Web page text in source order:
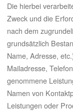
Die hierbei
Zweck und die
nach dem
grundsätzlich
Name, Adresse,
Mailadresse,
genommene
Namen von
Leistungen oder